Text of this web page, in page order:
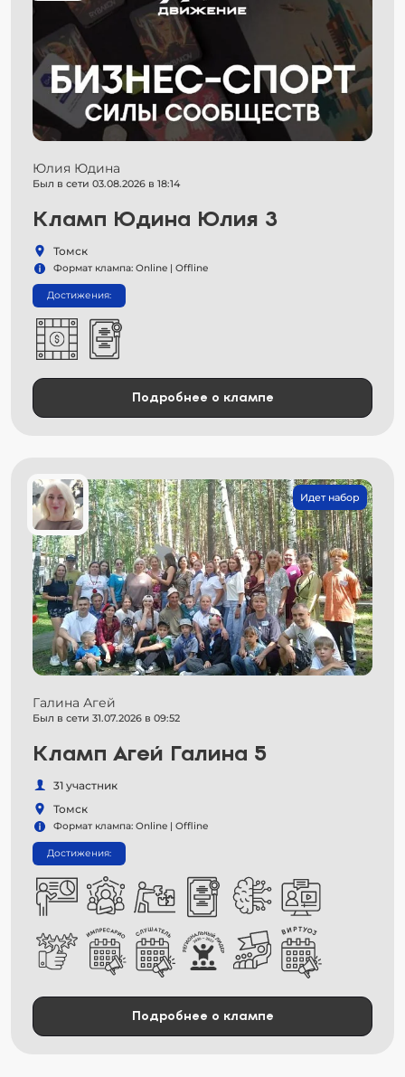
Юлия Юдина
Был в сети 03.08.2026 в 18:14
Кламп Юдина Юлия 3
Томск
Формат клампа: Online | Offline
Достижения:
Подробнее о клампе
Идет набор
Галина Агей
Был в сети 31.07.2026 в 09:52
Кламп Агей Галина 5
31 участник
Томск
Формат клампа: Online | Offline
Достижения:
Подробнее о клампе